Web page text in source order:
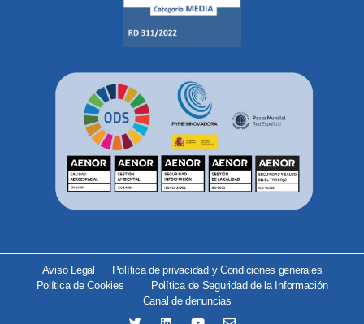
Aviso Legal
Política de privacidad y Condiciones generales
Política de Cookies
Política de Seguridad de la Información
Canal de denuncias